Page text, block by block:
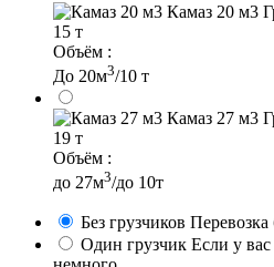
Камаз 20 м3
15 т
Объём :
До 20м3/10 т
Камаз 27 м3
19 т
Объём :
до 27м3/до 10т
Без грузчиков Перевозка
Один грузчик Если у